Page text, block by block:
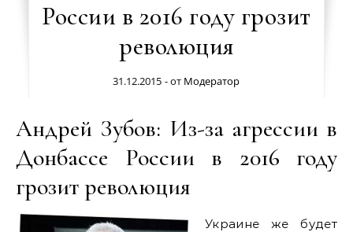
России в 2016 году грозит
революция
31.12.2015 - от Модератор
Андрей Зубов: Из-за агрессии в
Донбассе России в 2016 году
грозит революция
Украине же будет